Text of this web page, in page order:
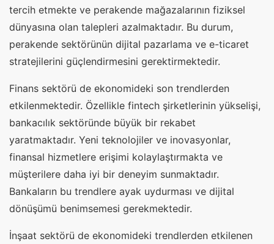
tercih etmekte ve perakende mağazalarının fiziksel
dünyasına olan talepleri azalmaktadır. Bu durum,
perakende sektörünün dijital pazarlama ve e-ticaret
stratejilerini güçlendirmesini gerektirmektedir.
Finans sektörü de ekonomideki son trendlerden
etkilenmektedir. Özellikle fintech şirketlerinin yükselişi,
bankacılık sektöründe büyük bir rekabet
yaratmaktadır. Yeni teknolojiler ve inovasyonlar,
finansal hizmetlere erişimi kolaylaştırmakta ve
müşterilere daha iyi bir deneyim sunmaktadır.
Bankaların bu trendlere ayak uydurması ve dijital
dönüşümü benimsemesi gerekmektedir.
İnşaat sektörü de ekonomideki trendlerden etkilenen